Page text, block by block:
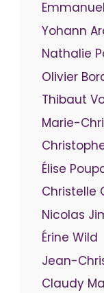
Yohann
Nathalie
Olivier
Thibaut
Marie-
Élise
Christelle
Nicolas
Érine Wild
Jean-
Claudy